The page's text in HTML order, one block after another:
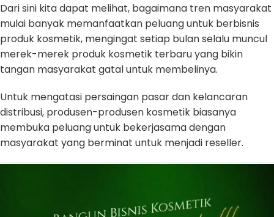
Dari sini kita dapat melihat, bagaimana tren masyarakat
mulai banyak memanfaatkan peluang untuk berbisnis
produk kosmetik, mengingat setiap bulan selalu muncul
merek-merek produk kosmetik terbaru yang bikin
tangan masyarakat gatal untuk membelinya.
Untuk mengatasi persaingan pasar dan kelancaran
distribusi, produsen-produsen kosmetik biasanya
membuka peluang untuk bekerjasama dengan
masyarakat yang berminat untuk menjadi reseller.